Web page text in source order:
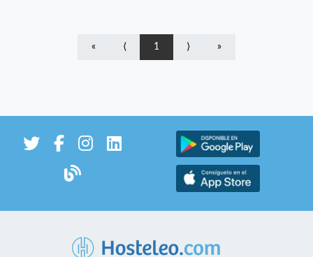
hotelera a los valores de marca o al cuidado en la experiencia
sientan pasión por su trabajo y que quieran crecer con
nosotros. ¿Quieres unirte a la Industria de la felicidad?
Buscamos un/a Maitre para uno de nuestros Hoteles 5*
ubicado en Valladolid. ¿De qué serás responsable? - Gestión y
coordinación operativa del área de restauración, del servicio de
el flujo eficiente durante las horas de comida) - Seguimiento del
« ⟨ 1 ⟩ »